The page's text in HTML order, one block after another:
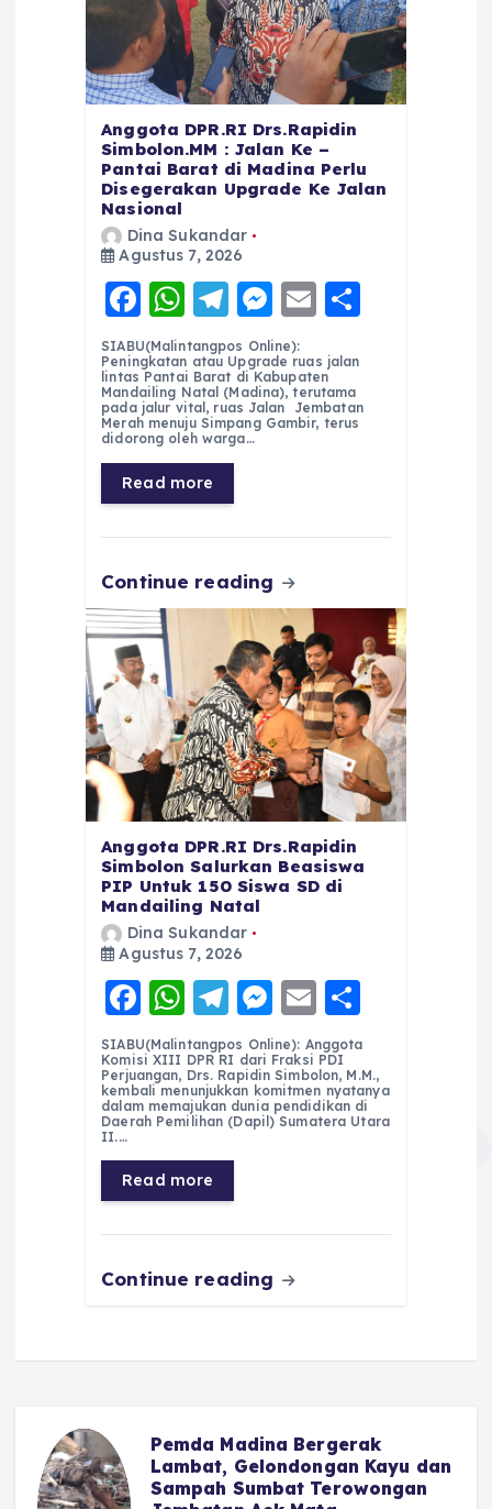
Anggota DPR.RI Drs.Rapidin
Simbolon.MM : Jalan Ke –
Pantai Barat di Madina Perlu
Disegerakan Upgrade Ke Jalan
Nasional
Dina Sukandar
Agustus 7, 2026
F
a
c
e
b
o
o
k
W
h
a
ts
A
p
p
T
el
e
g
r
a
m
M
e
ss
e
n
E
ai
l
re
SIABU(Malintangpos Online):
Peningkatan atau Upgrade ruas jalan
lintas Pantai Barat di Kabupaten
Mandailing Natal (Madina), terutama
pada jalur vital, ruas Jalan Jembatan
Merah menuju Simpang Gambir, terus
didorong oleh warga…
Read more
Continue reading
Anggota DPR.RI Drs.Rapidin
Simbolon Salurkan Beasiswa
PIP Untuk 150 Siswa SD di
Mandailing Natal
Dina Sukandar
Agustus 7, 2026
F
a
c
e
b
o
o
k
W
h
a
ts
A
p
p
T
el
e
g
r
a
m
M
e
ss
e
n
E
m
ai
l
h
a
re
SIABU(Malintangpos Online): Anggota
Komisi XIII DPR RI dari Fraksi PDI
Perjuangan, Drs. Rapidin Simbolon, M.M.,
kembali menunjukkan komitmen nyatanya
dalam memajukan dunia pendidikan di
Daerah Pemilihan (Dapil) Sumatera Utara
II.…
Read more
Continue reading
Pemda Madina Bergerak
Lambat, Gelondongan Kayu dan
Sampah Sumbat Terowongan